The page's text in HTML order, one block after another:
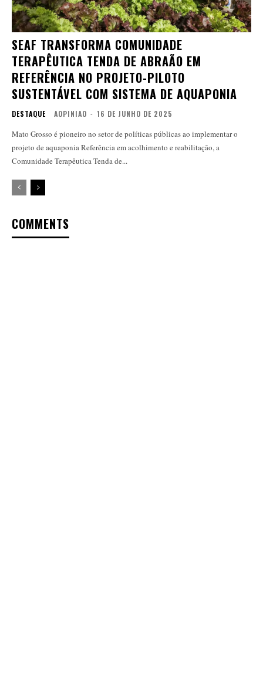
SEAF TRANSFORMA COMUNIDADE
TERAPÊUTICA TENDA DE ABRAÃO EM
REFERÊNCIA NO PROJETO-PILOTO
SUSTENTÁVEL COM SISTEMA DE AQUAPONIA
DESTAQUE AOPINIAO - 16 DE JUNHO DE 2025
Mato Grosso é pioneiro no setor de políticas públicas ao implementar o
projeto de aquaponia Referência em acolhimento e reabilitação, a
Comunidade Terapêutica Tenda de...
COMMENTS